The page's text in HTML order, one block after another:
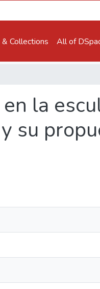
Collections All of
la
su